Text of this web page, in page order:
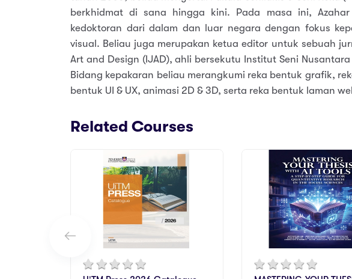
berkhidmat di sana hingga kini. Pada masa ini,
kedoktoran dari dalam dan luar negara dengan fokus
visual. Beliau juga merupakan ketua editor untuk sebuah
Art and Design (IJAD), ahli bersekutu Institut Seni Nusantara
Bidang kepakaran beliau merangkumi reka bentuk grafik,
bentuk UI & UX, animasi 2D & 3D, serta reka bentuk laman
Related Courses